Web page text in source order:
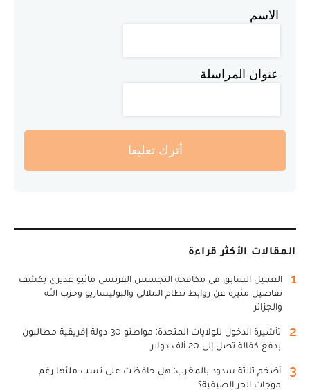
الاسم
عنوان المراسلة
أترك تعليقا
المقالات الأكثر قراءة
1
العميل السابق في مكافحة التجسس الفرنسي ماثيو غديري يكشف
تفاصيل مثيرة عن روابط نظام الملالي والبوليساريو وحزب الله
والجزائر
2
تأشيرة الدخول للولايات المتحدة: مواطنو 30 دولة إفريقية مطالبون
بدفع كفالة تصل إلى 20 ألف دولار
3
أضخم ثلاثة سدود بالمغرب: هل حافظت على نسب ملئها رغم
موجات الحر الصيفية؟